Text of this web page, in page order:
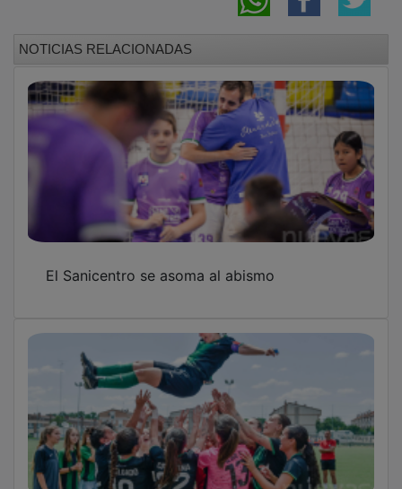
NOTICIAS RELACIONADAS
El Sanicentro se asoma al abismo